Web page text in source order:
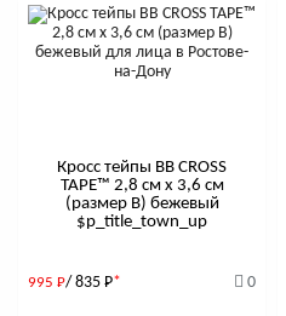
Кросс тейпы BB CROSS
TAPE™ 2,8 см x 3,6 см
(размер B) бежевый
$р_title_town_up
995 Р/ 835 Р* 0